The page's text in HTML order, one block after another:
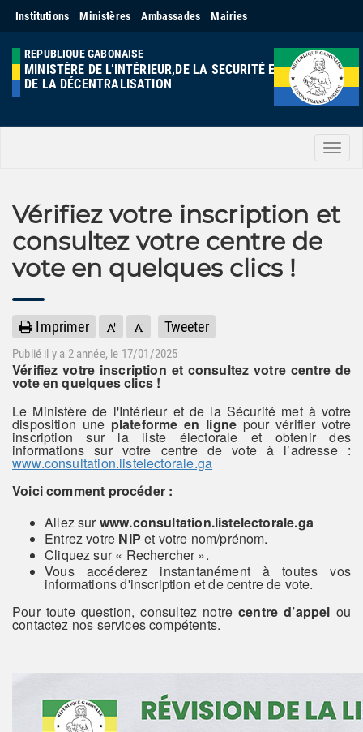
Institutions Ministères Ambassades Mairies
REPUBLIQUE GABONAISE
MINISTÈRE DE L’INTÉRIEUR,DE LA SECURITÉ ET
DE LA DÉCENTRALISATION
Menu
Vérifiez votre inscription et
consultez votre centre de
vote en quelques clics !
Imprimer Tweeter
Publié il y a 2 année, le 17/01/2025
Vérifiez votre inscription et consultez votre centre de
vote en quelques clics !
Le Ministère de l'Intérieur et de la Sécurité met à votre
disposition une plateforme en ligne pour vérifier votre
inscription sur la liste électorale et obtenir des
informations sur votre centre de voteà l’adresse :
www.consultation.listelectorale.ga
Voici comment procéder :
Allez surwww.consultation.listelectorale.ga
Entrez votre NIP et votre nom/prénom.
Cliquez sur « Rechercher ».
Vous accéderez instantanément à toutes vos
informations d'inscription et de centre de vote.
Pour toute question, consultez notrecentre d’appel ou
contactez nos services compétents.